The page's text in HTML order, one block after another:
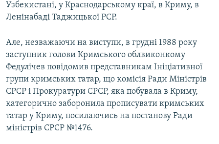
Узбекистані, у Краснодарському краї, в Криму, в
Ленінабаді Таджицької РСР.
Але, незважаючи на виступи, в грудні 1988 року
заступник голови Кримського облвиконкому
Федулічев повідомив представникам Ініціативної
групи кримських татар, що комісія Ради Міністрів
СРСР і Прокуратури СРСР, яка побувала в Криму,
категорично заборонила прописувати кримських
татар у Криму, посилаючись на постанову Ради
міністрів СРСР №1476.